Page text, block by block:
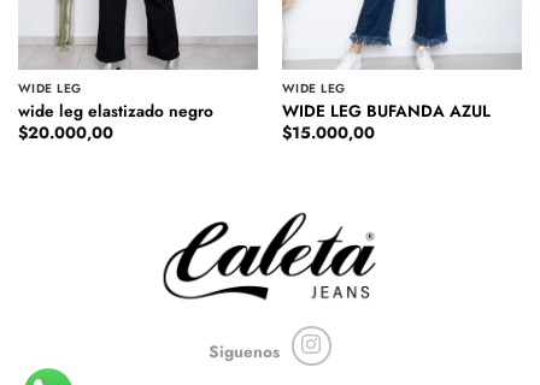
WIDE LEG
wide leg elastizado negro
$20.000,00
WIDE LEG
WIDE LEG BUFANDA AZUL
$15.000,00
Siguenos